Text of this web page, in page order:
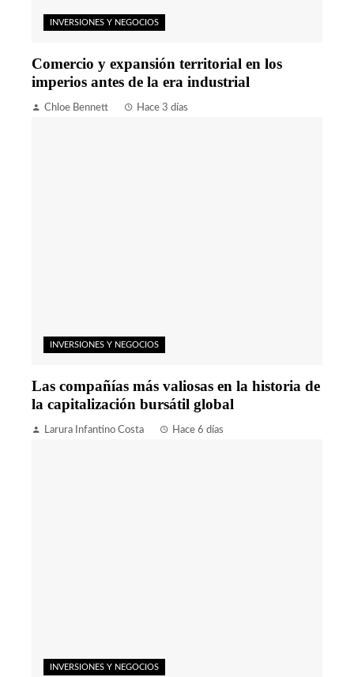
INVERSIONES Y NEGOCIOS
Comercio y expansión territorial en los
imperios antes de la era industrial
Chloe Bennett Hace 3 días
INVERSIONES Y NEGOCIOS
Las compañías más valiosas en la historia de
la capitalización bursátil global
Larura Infantino Costa Hace 6 días
INVERSIONES Y NEGOCIOS